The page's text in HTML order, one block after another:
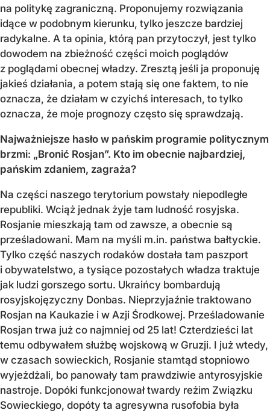
na politykę zagraniczną. Proponujemy rozwiązania
idące w podobnym kierunku, tylko jeszcze bardziej
radykalne. A ta opinia, którą pan przytoczył, jest tylko
dowodem na zbieżność części moich poglądów
z poglądami obecnej władzy. Zresztą jeśli ja proponuję
jakieś działania, a potem stają się one faktem, to nie
oznacza, że działam w czyichś interesach, to tylko
oznacza, że moje prognozy często się sprawdzają.
Najważniejsze hasło w pańskim programie politycznym
brzmi: „Bronić Rosjan”. Kto im obecnie najbardziej,
pańskim zdaniem, zagraża?
Na części naszego terytorium powstały niepodległe
republiki. Wciąż jednak żyje tam ludność rosyjska.
Rosjanie mieszkają tam od zawsze, a obecnie są
prześladowani. Mam na myśli m.in. państwa bałtyckie.
Tylko część naszych rodaków dostała tam paszport
i obywatelstwo, a tysiące pozostałych władza traktuje
jak ludzi gorszego sortu. Ukraińcy bombardują
rosyjskojęzyczny Donbas. Nieprzyjaźnie traktowano
Rosjan na Kaukazie i w Azji Środkowej. Prześladowanie
Rosjan trwa już co najmniej od 25 lat! Czterdzieści lat
temu odbywałem służbę wojskową w Gruzji. I już wtedy,
w czasach sowieckich, Rosjanie stamtąd stopniowo
wyjeżdżali, bo panowały tam prawdziwie antyrosyjskie
nastroje. Dopóki funkcjonował twardy reżim Związku
Sowieckiego, dopóty ta agresywna rusofobia była